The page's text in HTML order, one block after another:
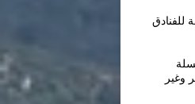
للفنادق
وغير